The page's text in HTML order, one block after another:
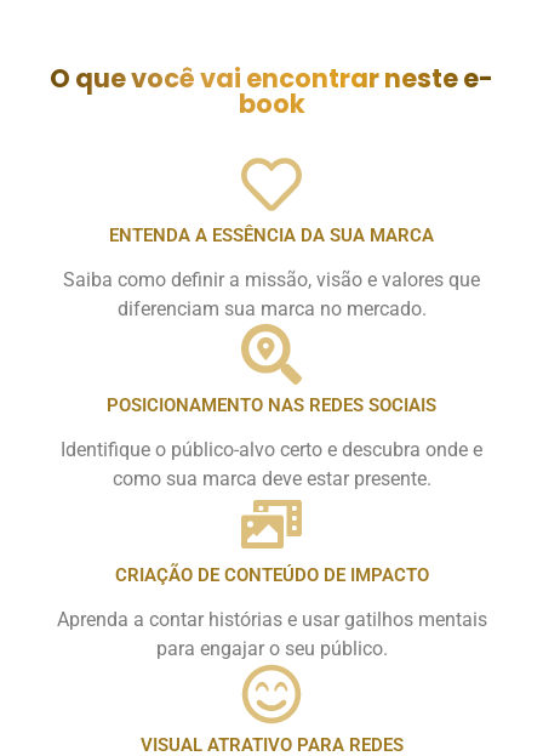
O que você vai encontrar neste e-
book
ENTENDA A ESSÊNCIA DA SUA MARCA
Saiba como definir a missão, visão e valores que
diferenciam sua marca no mercado.
POSICIONAMENTO NAS REDES SOCIAIS
Identifique o público-alvo certo e descubra onde e
como sua marca deve estar presente.
CRIAÇÃO DE CONTEÚDO DE IMPACTO
Aprenda a contar histórias e usar gatilhos mentais
para engajar o seu público.
VISUAL ATRATIVO PARA REDES